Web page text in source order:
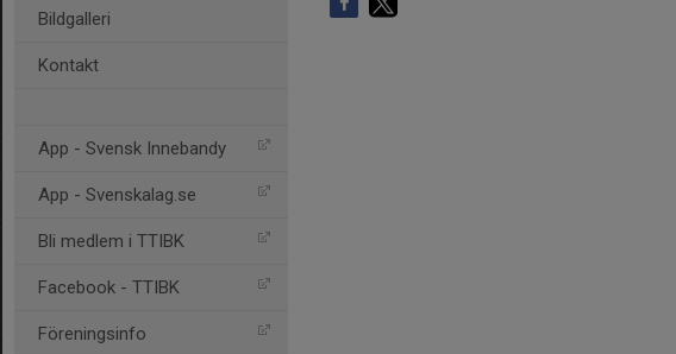
Bildgalleri
Kontakt
App - Svensk Innebandy
App - Svenskalag.se
Bli medlem i TTIBK
Facebook - TTIBK
Föreningsinfo